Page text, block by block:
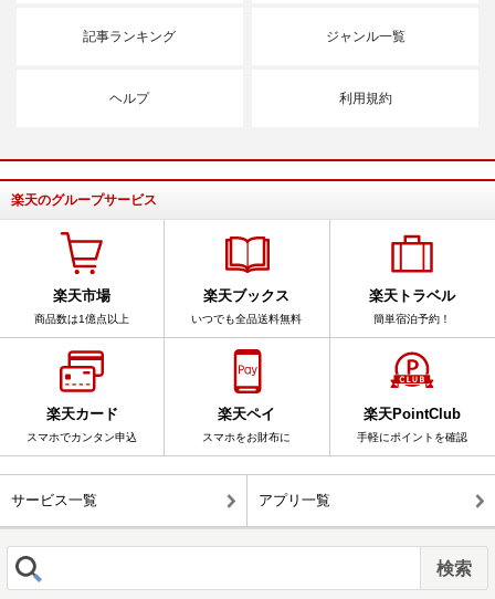
記事ランキング ジャンル一覧
ヘルプ 利用規約
楽天のグループサービス
楽天市場
商品数は1億点以上
楽天ブックス
いつでも全品送料無料
楽天トラベル
簡単宿泊予約！
楽天カード
スマホでカンタン申込
楽天ペイ
スマホをお財布に
楽天PointClub
手軽にポイントを確認
サービス一覧 アプリ一覧